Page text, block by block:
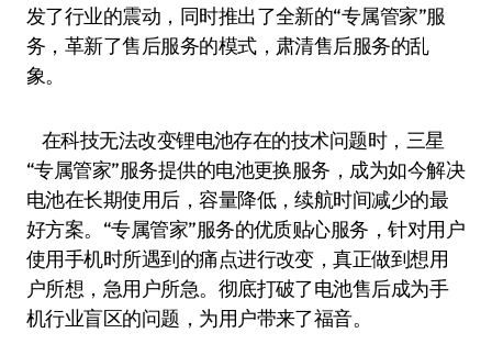
发了行业的震动，同时推出了全新的“专属管家”服
务，革新了售后服务的模式，肃清售后服务的乱
象。
在科技无法改变锂电池存在的技术问题时，三星
“专属管家”服务提供的电池更换服务，成为如今解决
电池在长期使用后，容量降低，续航时间减少的最
好方案。“专属管家”服务的优质贴心服务，针对用户
使用手机时所遇到的痛点进行改变，真正做到想用
户所想，急用户所急。彻底打破了电池售后成为手
机行业盲区的问题，为用户带来了福音。